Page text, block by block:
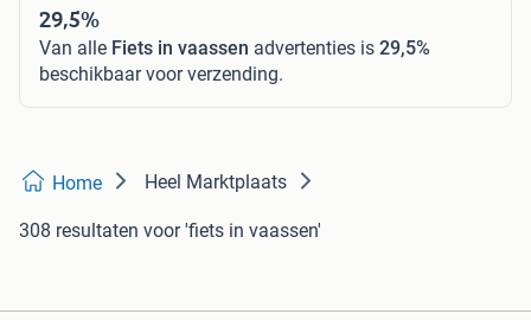
29,5%
Van alle Fiets in vaassen advertenties is 29,5%
beschikbaar voor verzending.
Home Heel Marktplaats
308 resultaten voor 'fiets in vaassen'